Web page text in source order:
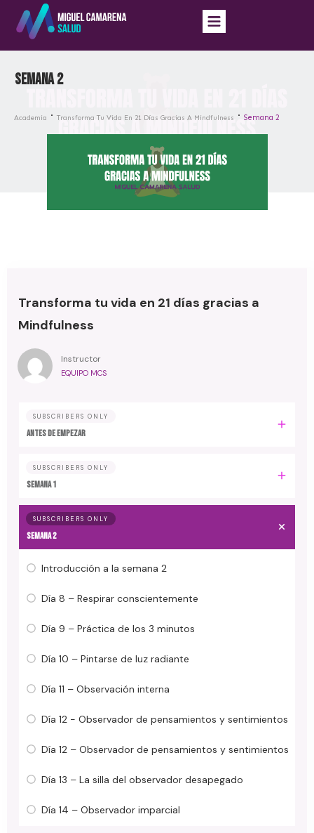
Semana 2
Academia Transforma Tu Vida En 21 Días Gracias A Mindfulness Semana 2
Transforma tu vida en 21 días gracias a
Mindfulness
Instructor
EQUIPO MCS
SUBSCRIBERS ONLY
Antes de empezar
SUBSCRIBERS ONLY
Semana 1
SUBSCRIBERS ONLY
Semana 2
Introducción a la semana 2
Día 8 – Respirar conscientemente
Día 9 – Práctica de los 3 minutos
Día 10 – Pintarse de luz radiante
Día 11 – Observación interna
Día 12 - Observador de pensamientos y sentimientos
Día 12 – Observador de pensamientos y sentimientos
Día 13 – La silla del observador desapegado
Día 14 – Observador imparcial